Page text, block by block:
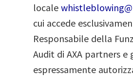
locale
cui accede
Responsabile della
Audit di AXA partners e
espressamente